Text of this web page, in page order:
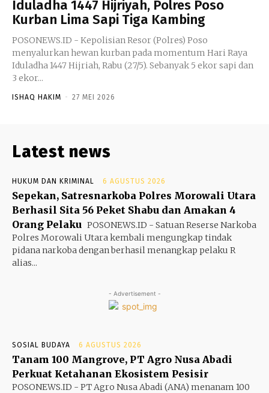
Iduladha 1447 Hijriyah, Polres Poso
Kurban Lima Sapi Tiga Kambing
POSONEWS.ID - Kepolisian Resor (Polres) Poso
menyalurkan hewan kurban pada momentum Hari Raya
Iduladha 1447 Hijriah, Rabu (27/5). Sebanyak 5 ekor sapi dan
3 ekor...
ISHAQ HAKIM - 27 MEI 2026
Latest news
HUKUM DAN KRIMINAL 6 AGUSTUS 2026
Sepekan, Satresnarkoba Polres Morowali Utara
Berhasil Sita 56 Peket Shabu dan Amakan 4
Orang Pelaku POSONEWS.ID - Satuan Reserse Narkoba
Polres Morowali Utara kembali mengungkap tindak
pidana narkoba dengan berhasil menangkap pelaku R
alias...
- Advertisement -
SOSIAL BUDAYA 6 AGUSTUS 2026
Tanam 100 Mangrove, PT Agro Nusa Abadi
Perkuat Ketahanan Ekosistem Pesisir
POSONEWS.ID - PT Agro Nusa Abadi (ANA) menanam 100